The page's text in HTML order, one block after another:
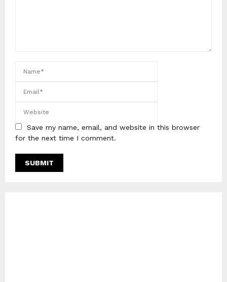
Save my name, email, and website in this browser
for the next time I comment.